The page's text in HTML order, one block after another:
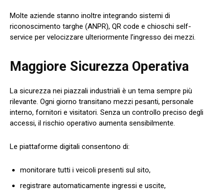
Molte aziende stanno inoltre integrando sistemi di
riconoscimento targhe (ANPR), QR code e chioschi self-
service per velocizzare ulteriormente l’ingresso dei mezzi.
Maggiore Sicurezza Operativa
La sicurezza nei piazzali industriali è un tema sempre più
rilevante. Ogni giorno transitano mezzi pesanti, personale
interno, fornitori e visitatori. Senza un controllo preciso degli
accessi, il rischio operativo aumenta sensibilmente.
Le piattaforme digitali consentono di:
monitorare tutti i veicoli presenti sul sito,
registrare automaticamente ingressi e uscite,